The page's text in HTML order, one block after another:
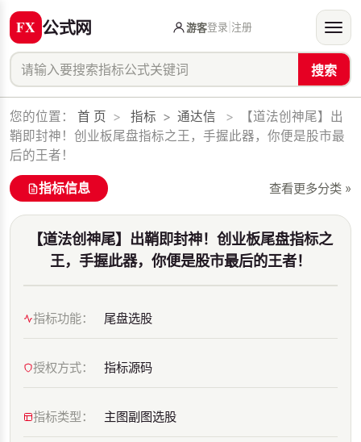
公式网
搜索
游客登录 注册
您的位置： 首 页 > 指标 > 通达信 >
【道法创神尾】出
鞘即封神！创业板尾盘指标之王，手握此器，你便是股市最
后的王者！
指标信息 查看更多分类 »
【道法创神尾】出鞘即封神！创业板尾盘指标之
王，手握此器，你便是股市最后的王者！
指标功能： 尾盘选股
授权方式： 指标源码
指标类型： 主图副图选股